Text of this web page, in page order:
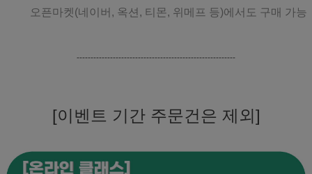
오픈마켓(네이버, 옥션, 티몬, 위메프 등)에서도 구매 가능
---------------------------------------------------------
[이벤트 기간 주문건은 제외]